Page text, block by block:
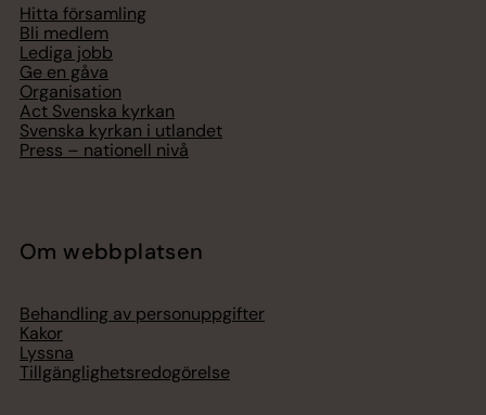
Hitta församling
Bli medlem
Lediga jobb
Ge en gåva
Organisation
Act Svenska kyrkan
Svenska kyrkan i utlandet
Press – nationell nivå
Om webbplatsen
Behandling av personuppgifter
Kakor
Lyssna
Tillgänglighetsredogörelse